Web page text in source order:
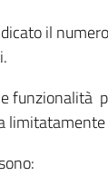
il
funzionalità